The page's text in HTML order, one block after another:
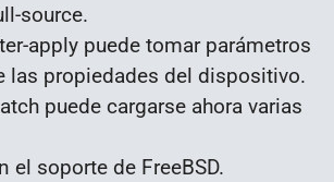
source.
apply puede tomar parámetros
las propiedades del dispositivo.
puede cargarse ahora varias
el soporte de FreeBSD.